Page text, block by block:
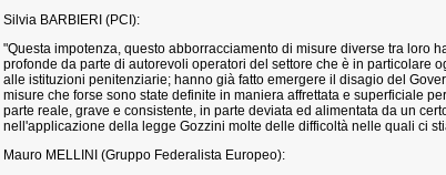
Silvia BARBIERI (PCI):
"Questa impotenza, questo abborracciamento di misure diverse tra loro
profonde da parte di autorevoli operatori del settore che è in particolare
alle istituzioni penitenziarie; hanno già fatto emergere il disagio del
misure che forse sono state definite in maniera affrettata e superficiale
parte reale, grave e consistente, in parte deviata ed alimentata da un
nell'applicazione della legge Gozzini molte delle difficoltà nelle quali ci
Mauro MELLINI (Gruppo Federalista Europeo):